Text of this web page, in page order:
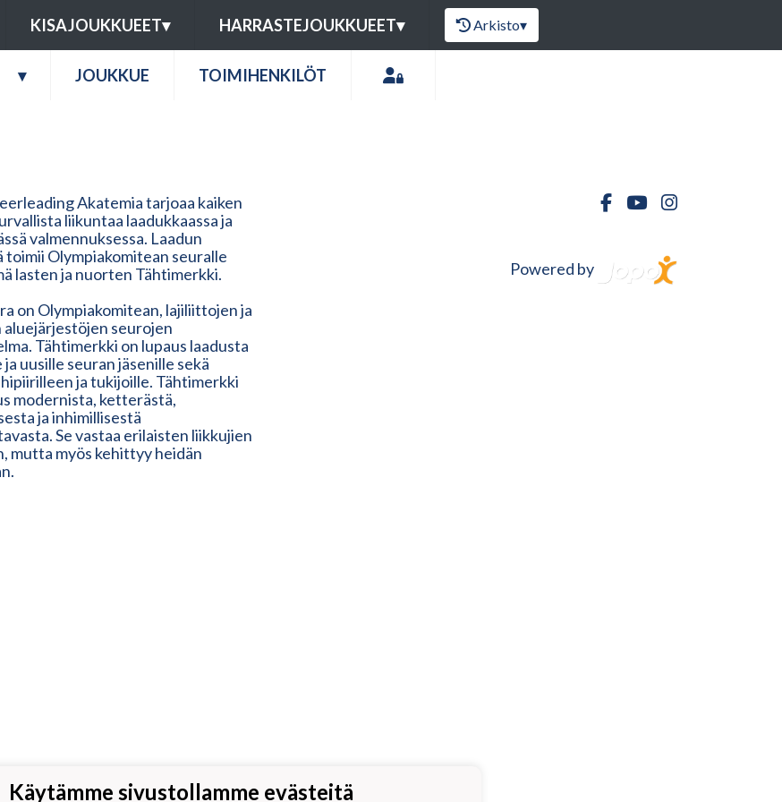
KISAJOUKKUEET▾ HARRASTEJOUKKUEET▾ Arkisto▾
▾ JOUKKUE TOIMIHENKILÖT
Akatemia tarjoaa kaiken
liikuntaa laadukkaassa ja
valmennuksessa. Laadun
toimii Olympiakomitean seuralle
lasten ja nuorten Tähtimerkki.
on Olympiakomitean, lajiliittojen ja
aluejärjestöjen seurojen
Tähtimerkki on lupaus laadusta
uusille seuran jäsenille sekä
ja tukijoille. Tähtimerkki
modernista, ketterästä,
ja inhimillisestä
Se vastaa erilaisten liikkujien
mutta myös kehittyy heidän
Powered by
Käytämme sivustollamme evästeitä